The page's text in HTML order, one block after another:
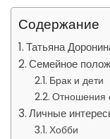
Содержание
Татьяна
Семейное
Брак и дети
Отношения
Личные
Хобби